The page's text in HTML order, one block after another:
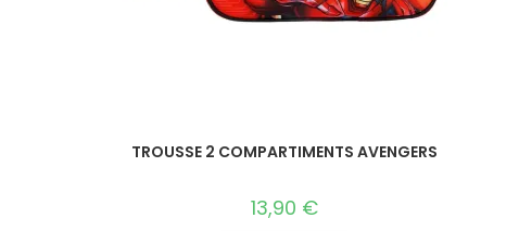
TROUSSE 2 COMPARTIMENTS AVENGERS
13,90 €